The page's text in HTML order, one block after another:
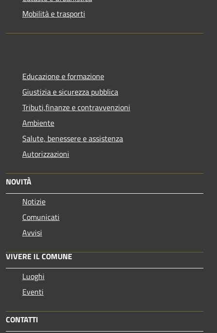
Mobilità e trasporti
Educazione e formazione
Giustizia e sicurezza pubblica
Tributi,finanze e contravvenzioni
Ambiente
Salute, benessere e assistenza
Autorizzazioni
NOVITÀ
Notizie
Comunicati
Avvisi
VIVERE IL COMUNE
Luoghi
Eventi
CONTATTI